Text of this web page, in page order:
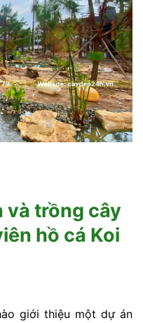
và trồng cây
hồ cá Koi
giới thiệu một dự án